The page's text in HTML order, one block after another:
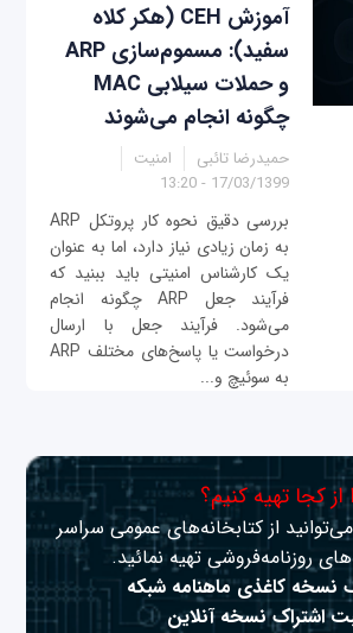
آموزش CEH (هکر کلاه
سفید): مسموم‌سازی ARP
و حملات سیلابی MAC
چگونه انجام می‌شوند
حمیدرضا تائبی
امنیت
17/03/1399 - 13:20
بررسی دقیق نحوه کار پروتکل ARP
به زمان زیادی نیاز دارد، اما به عنوان
یک کارشناس امنیتی باید ببنید که
فرآیند جعل ARP چگونه انجام
می‌شود. فرآیند جعل با ارسال
درخواست‌ یا پاسخ‌های مختلف ARP
به سوئیچ و...
کجا تهیه کنیم؟
از کتابخانه‌های عمومی سراسر
روزنامه‌فروشی تهیه نمائید.
نسخه کاغذی ماهنامه شبکه
اشتراک نسخه آنلاین